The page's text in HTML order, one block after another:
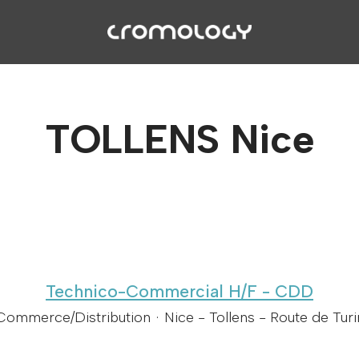
TOLLENS Nice
Technico-Commercial H/F - CDD
Distribution · Nice - Tollens - Route de